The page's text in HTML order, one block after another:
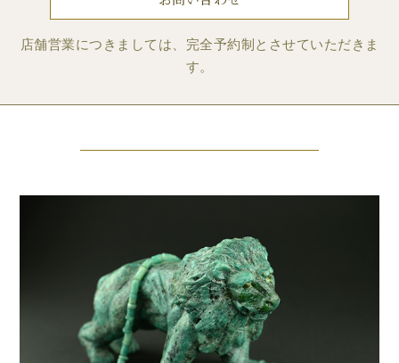
店舗営業につきましては、完全予約制とさせていただきま
す。